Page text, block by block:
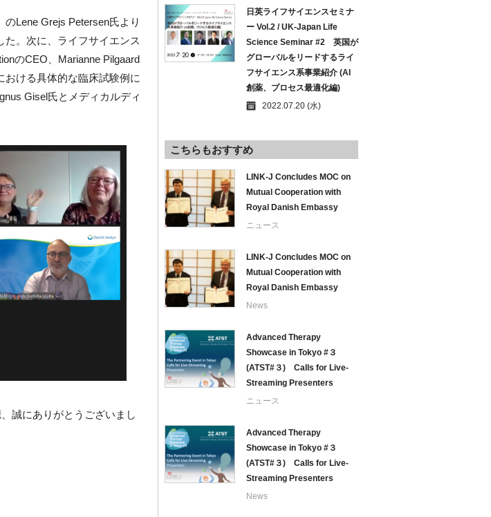
のLene Grejs Petersen氏より
。次に、ライフサイエンス
のCEO
Marianne Pilgaard
ける具体的な臨床試験例に
Gisel氏とメディカルディ
誠にありがとうございまし
日英ライフサイエンスセミナ
ー Vol.2 / UK-Japan Life
Science Seminar #2 英国が
グローバルをリードするライ
フサイエンス系事業紹介 (AI
創薬、プロセス最適化編)
2022.07.20 (水)
こちらもおすすめ
LINK-J Concludes MOC on
Mutual Cooperation with
Royal Danish Embassy
ニュース
LINK-J Concludes MOC on
Mutual Cooperation with
Royal Danish Embassy
News
Advanced Therapy
Showcase in Tokyo #３
(ATST#３) Calls for Live-
Streaming Presenters
ニュース
Advanced Therapy
Showcase in Tokyo #３
(ATST#３) Calls for Live-
Streaming Presenters
News